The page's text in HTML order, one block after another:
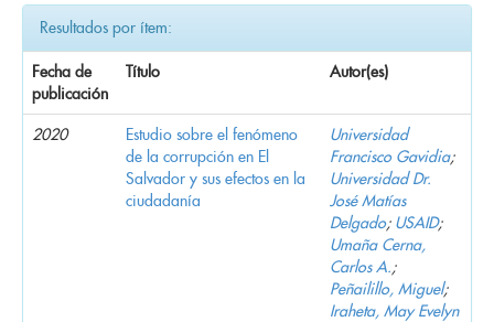
Resultados por ítem:
Fecha de
publicación
Título Autor(es)
2020
Estudio sobre el fenómeno
de la corrupción en El
Salvador y sus efectos en la
ciudadanía
Universidad
Francisco Gavidia;
Universidad Dr.
José Matías
Delgado; USAID;
Umaña Cerna,
Carlos A.;
Peñailillo, Miguel;
Iraheta, May Evelyn